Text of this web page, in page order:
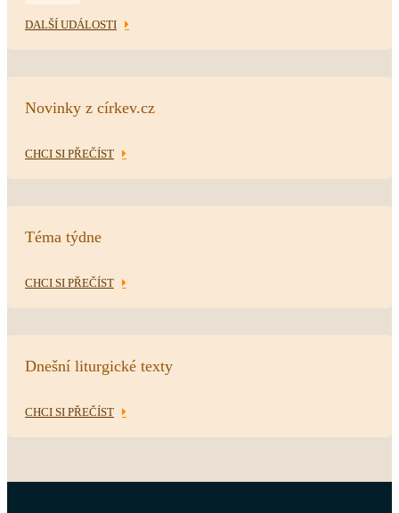
DALŠÍ UDÁLOSTI
Novinky z církev.cz
CHCI SI PŘEČÍST
Téma týdne
CHCI SI PŘEČÍST
Dnešní liturgické texty
CHCI SI PŘEČÍST